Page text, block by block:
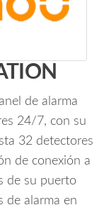
de alarma
24/7, con su
32 detectores
de conexión a
de su puerto
de alarma en